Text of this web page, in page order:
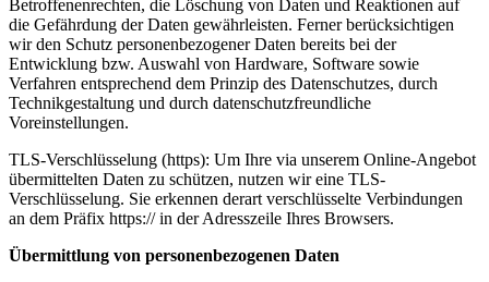
Betroffenenrechten, die Löschung von Daten und Reaktionen auf
die Gefährdung der Daten gewährleisten. Ferner berücksichtigen
wir den Schutz personenbezogener Daten bereits bei der
Entwicklung bzw. Auswahl von Hardware, Software sowie
Verfahren entsprechend dem Prinzip des Datenschutzes, durch
Technikgestaltung und durch datenschutzfreundliche
Voreinstellungen.
TLS-Verschlüsselung (https): Um Ihre via unserem Online-Angebot
übermittelten Daten zu schützen, nutzen wir eine TLS-
Verschlüsselung. Sie erkennen derart verschlüsselte Verbindungen
an dem Präfix https:// in der Adresszeile Ihres Browsers.
Übermittlung von personenbezogenen Daten